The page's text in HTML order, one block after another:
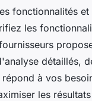
fonctionnalités et
les
détaillés,
à vos
les